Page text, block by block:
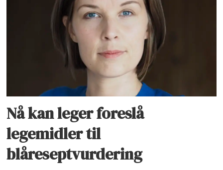
Nå kan leger foreslå
legemidler til
blåreseptvurdering